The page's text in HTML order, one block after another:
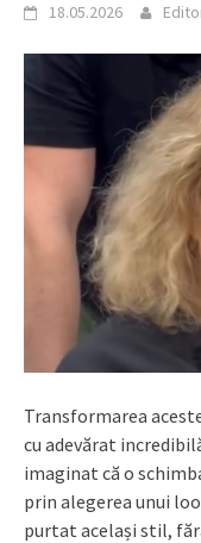
18.05.2026
Transformarea
cu adevărat
imaginat că o
prin alegerea unui
purtat același stil,